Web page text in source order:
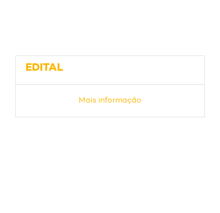
EDITAL
Mais informação